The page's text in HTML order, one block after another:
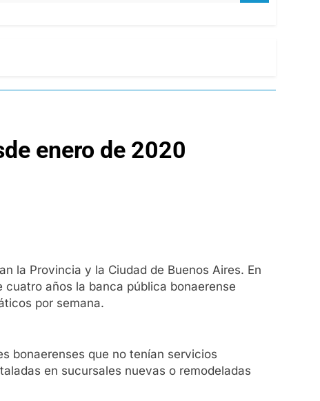
enero de 2020
la Provincia y la Ciudad de Buenos Aires. En
años la banca pública bonaerense
por semana.
bonaerenses que no tenían servicios
en sucursales nuevas o remodeladas